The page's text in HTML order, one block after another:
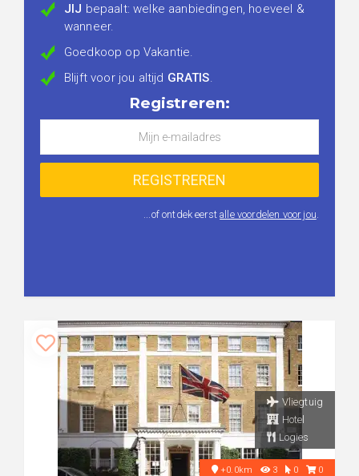
JIJ bepaalt: welke aanbiedingen, hoeveel &
wanneer.
Goedkoop op Vakantie.
Blijft voor jou altijd GRATIS.
Registreren:
...of ontdek eerstalle voordelen voor jou.
Vliegtuig
Hotel
Logies
+0.0km 3 0 0